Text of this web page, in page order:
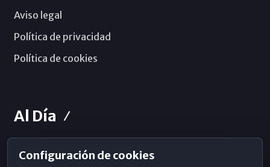
Aviso legal
Política de privacidad
Política de cookies
Al Día
Horarios de Misa
Configuración de cookies